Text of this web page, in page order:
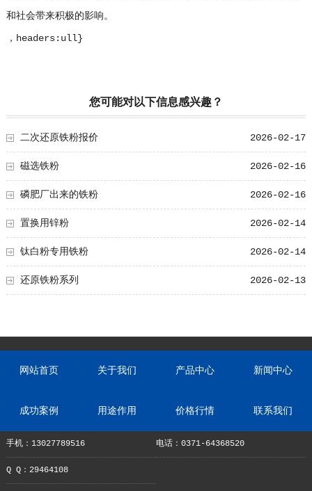
和社会带来积极的影响。
，headers:ull}
您可能对以下信息感兴趣？
2026-02-17
二次还原铁粉报价
2026-02-16
磁选铁粉
2026-02-16
磷肥厂出来的铁粉
2026-02-14
置换用锌粉
2026-02-14
钛白粉专用铁粉
2026-02-13
还原铁粉系列
网站首页 关于我们 产品中心 新闻中心
成功案例 用途作用 价格行情 联系我们
手机：13027789516 电话：0371-64368520
Q Q：29464108